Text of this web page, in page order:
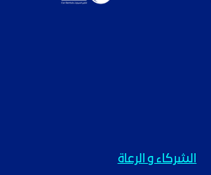
الشركاء و الرعاة